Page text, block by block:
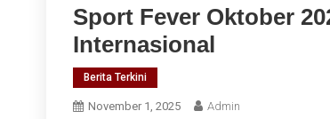
Sport Fever Oktober
Internasional
Berita Terkini
November 1, 2025 Admin